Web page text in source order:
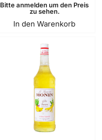
Bitte anmelden um den Preis
zu sehen.
In den Warenkorb